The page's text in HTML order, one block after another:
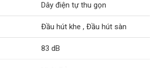
Dây điện tự thu gọn
Đầu hút khe , Đầu hút sàn
83 dB